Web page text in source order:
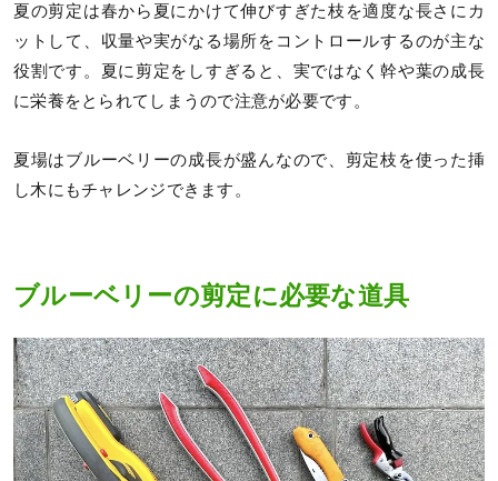
夏の剪定は春から夏にかけて伸びすぎた枝を適度な長さにカ
ットして、収量や実がなる場所をコントロールするのが主な
役割です。夏に剪定をしすぎると、実ではなく幹や葉の成長
に栄養をとられてしまうので注意が必要です。
夏場はブルーベリーの成長が盛んなので、剪定枝を使った挿
し木にもチャレンジできます。
ブルーベリーの剪定に必要な道具